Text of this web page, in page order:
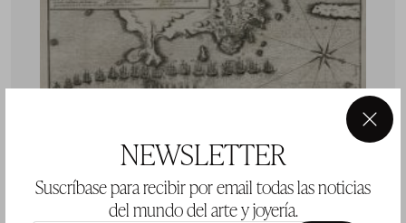
NEWSLETTER
Suscríbase para recibir por email todas las noticias
del mundo del arte y joyería.
×